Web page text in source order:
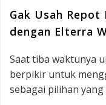
Gak Usah
dengan Elterra
Saat tiba waktunya
berpikir untuk
sebagai pilihan